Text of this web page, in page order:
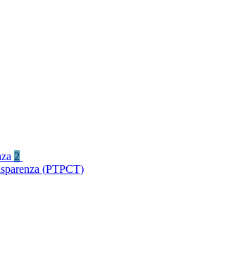
2
(PTPCT)